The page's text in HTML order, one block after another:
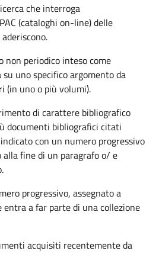
che interroga
(cataloghi on-line) delle
non periodico inteso come
uno specifico argomento da
(in uno o più volumi).
di carattere bibliografico
documenti bibliografici citati
con un numero progressivo
alla fine di un paragrafo o/ e
progressivo, assegnato a
entra a far parte di una collezione
acquisiti recentemente da